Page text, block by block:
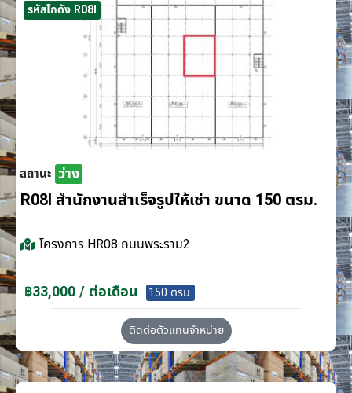
รหัสโกดัง R08I
สถานะ ว่าง
R08I สำนักงานสำเร็จรูปให้เช่า ขนาด 150 ตรม.
โครงการ HR08 ถนนพระราม2
฿33,000 / ต่อเดือน 150 ตรม.
ติดต่อตัวแทนจำหน่าย